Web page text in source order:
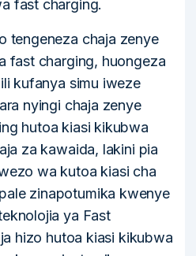
fast charging.
tengeneza chaja zenye
fast charging, huongeza
kufanya simu iweze
nyingi chaja zenye
hutoa kiasi kikubwa
za kawaida, lakini pia
wa kutoa kiasi cha
zinapotumika kwenye
ya Fast
hizo hutoa kiasi kikubwa